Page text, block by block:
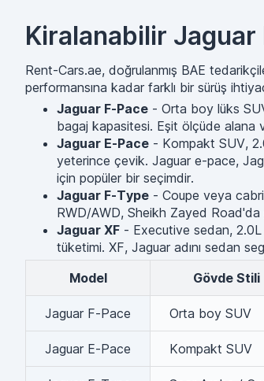
Kiralanabilir
Rent-Cars.ae, doğrulanmış BAE
performansına kadar farklı bir sürüş
Jaguar F-Pace - Orta boy lüks
bagaj kapasitesi. Eşit ölçüde alana
Jaguar E-Pace - Kompakt SUV,
yeterince çevik. Jaguar e-pace,
için popüler bir seçimdir.
Jaguar F-Type - Coupe veya
RWD/AWD, Sheikh Zayed
Jaguar XF - Executive sedan, 2.0L
tüketimi. XF, Jaguar adını sedan
Model
Gövde Stili
Jaguar F-Pace Orta boy SUV
Jaguar E-Pace Kompakt SUV